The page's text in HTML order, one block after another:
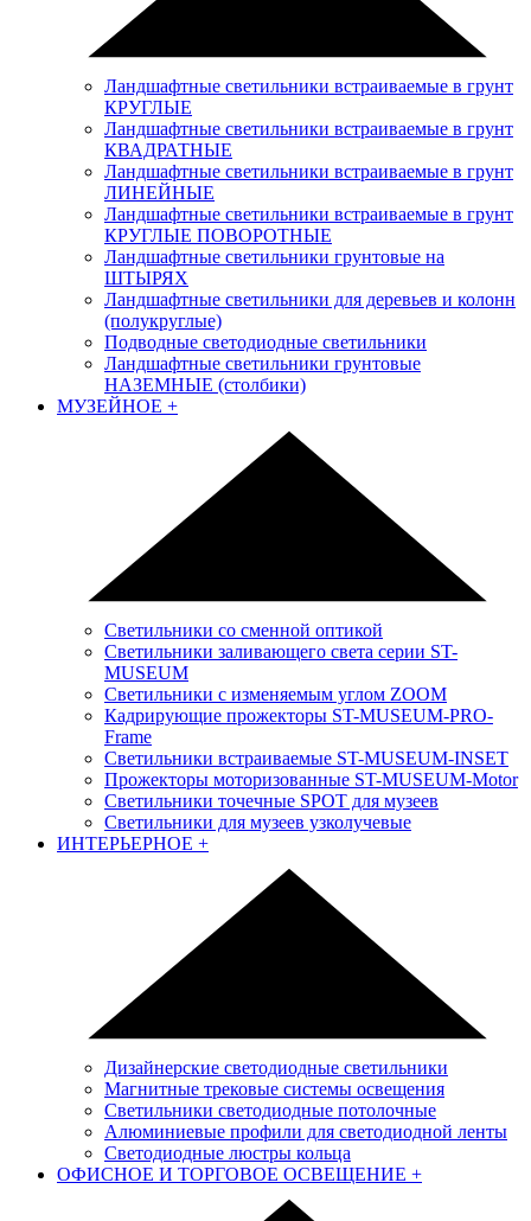
Ландшафтные светильники встраиваемые в грунт
КРУГЛЫЕ
Ландшафтные светильники встраиваемые в грунт
КВАДРАТНЫЕ
Ландшафтные светильники встраиваемые в грунт
ЛИНЕЙНЫЕ
Ландшафтные светильники встраиваемые в грунт
КРУГЛЫЕ ПОВОРОТНЫЕ
Ландшафтные светильники грунтовые на
ШТЫРЯХ
Ландшафтные светильники для деревьев и колонн
(полукруглые)
Подводные светодиодные светильники
Ландшафтные светильники грунтовые
НАЗЕМНЫЕ (столбики)
МУЗЕЙНОЕ +
Светильники со сменной оптикой
Светильники заливающего света серии ST-
MUSEUM
Светильники с изменяемым углом ZOOM
Кадрирующие прожекторы ST-MUSEUM-PRO-
Frame
Светильники встраиваемые ST-MUSEUM-INSET
Прожекторы моторизованные ST-MUSEUM-Motor
Светильники точечные SPOT для музеев
Светильники для музеев узколучевые
ИНТЕРЬЕРНОЕ +
Дизайнерские светодиодные светильники
Магнитные трековые системы освещения
Светильники светодиодные потолочные
Алюминиевые профили для светодиодной ленты
Светодиодные люстры кольца
ОФИСНОЕ И ТОРГОВОЕ ОСВЕЩЕНИЕ +